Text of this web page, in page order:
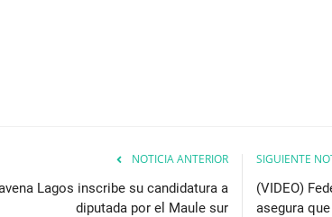
NOTICIA ANTERIOR
Lagos inscribe su candidatura a
diputada por el Maule sur
SIGUIENTE
(VIDEO)
asegura